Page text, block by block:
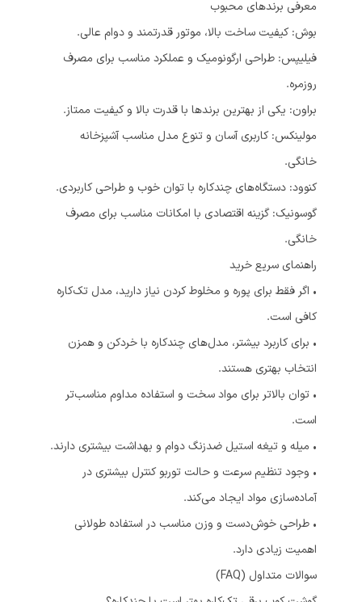
معرفی برندهای محبوب
بوش: کیفیت ساخت بالا، موتور قدرتمند و دوام عالی.
فیلیپس: طراحی ارگونومیک و عملکرد مناسب برای مصرف
روزمره.
براون: یکی از بهترین برندها با قدرت بالا و کیفیت ممتاز.
مولینکس: کاربری آسان و تنوع مدل مناسب آشپزخانه
خانگی.
کنوود: دستگاه‌های چندکاره با توان خوب و طراحی کاربردی.
گوسونیک: گزینه اقتصادی با امکانات مناسب برای مصرف
خانگی.
راهنمای سریع خرید
• اگر فقط برای پوره و مخلوط کردن نیاز دارید، مدل تک‌کاره
کافی است.
• برای کاربرد بیشتر، مدل‌های چندکاره با خردکن و همزن
انتخاب بهتری هستند.
• توان بالاتر برای مواد سخت و استفاده مداوم مناسب‌تر
است.
• میله و تیغه استیل ضدزنگ دوام و بهداشت بیشتری دارند.
• وجود تنظیم سرعت و حالت توربو کنترل بیشتری در
آماده‌سازی مواد ایجاد می‌کند.
• طراحی خوش‌دست و وزن مناسب در استفاده طولانی
اهمیت زیادی دارد.
سوالات متداول (FAQ)